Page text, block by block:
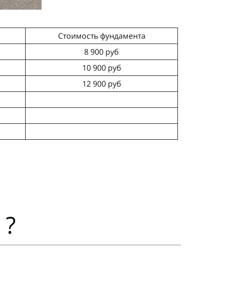
Стоимость фундамента
8 900 руб
10 900 руб
12 900 руб